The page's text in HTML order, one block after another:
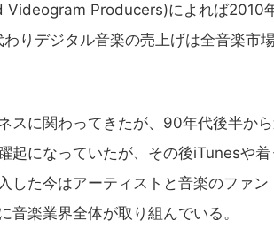
Producers)によれば2010
りデジタル音楽の売上げは全音楽市
スに関わってきたが、90年代後半か
起になっていたが、その後iTunesや
した今はアーティストと音楽のファ
音楽業界全体が取り組んでいる。